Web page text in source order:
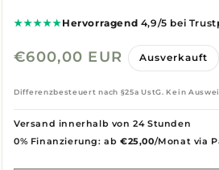
★★★★★Hervorragend 4,9/5 bei
Normaler
€600,00 EUR Ausverkauft
Differenzbesteuert nach §25a UstG. Kein
Versand innerhalb von 24 Stunden
0% Finanzierung: ab €25,00/Monat via